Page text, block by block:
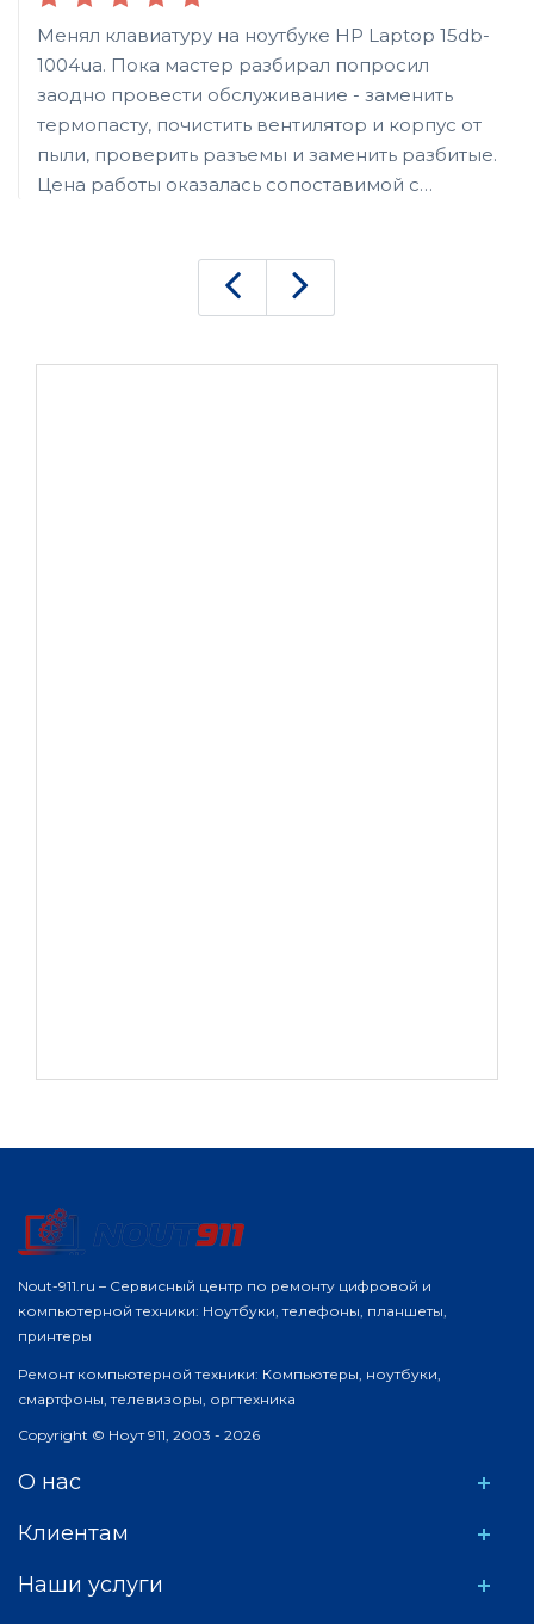
Менял клавиатуру на ноутбуке HP Laptop 15db-
1004ua. Пока мастер разбирал попросил
заодно провести обслуживание - заменить
термопасту, почистить вентилятор и корпус от
пыли, проверить разъемы и заменить разбитые.
Цена работы оказалась сопоставимой с
ноутбук покупал через авито, и продавец
честно указал на имеющиеся дефекты и дал
ноутбук работает стабильно, не греется,
Nout-911.ru – Сервисный центр по ремонту цифровой и
компьютерной техники: Ноутбуки, телефоны, планшеты,
принтеры
Ремонт компьютерной техники: Компьютеры, ноутбуки,
смартфоны, телевизоры, оргтехника
Copyright © Ноут 911, 2003 - 2026
О нас
Клиентам
Наши услуги